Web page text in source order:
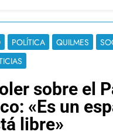
POLÍTICA QUILMES
sobre el
«Es un
libre»